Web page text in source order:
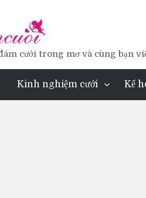
cưới trong mơ và cùng bạn
Kinh nghiệm cưới Kế